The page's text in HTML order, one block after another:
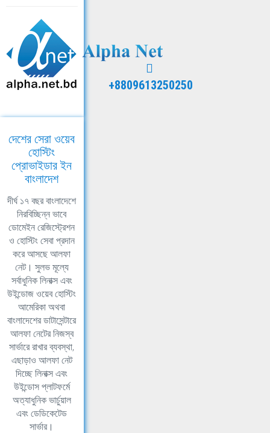
+8809613250250
দেশের সেরা ওয়েব
হোস্টিং
প্রোভাইডার ইন
বাংলাদেশ
দীর্ঘ ১৭ বছর বাংলাদেশে
নিরবিচ্ছিন্ন ভাবে
ডোমেইন রেজিস্ট্রেশন
ও হোস্টিং সেবা প্রদান
করে আসছে আলফা
নেট। সুলভ মূল্যে
সর্বাধুনিক লিনাক্স এবং
উইন্ডোজ ওয়েব হোস্টিং
আমেরিকা অথবা
বাংলাদেশের ডাটাসেন্টারে
আলফা নেটের নিজস্ব
সার্ভারে রাখার ব্যবস্থা,
এছাড়াও আলফা নেট
দিচ্ছে লিনাক্স এবং
উইন্ডোস প্লাটফর্মে
অত্যাধুনিক ভার্চুয়াল
এবং ডেডিকেটেড
সার্ভার।